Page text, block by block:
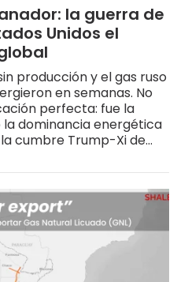
la guerra de
Unidos el
producción y el gas ruso
en semanas. No
perfecta: fue la
dominancia energética
cumbre Trump-Xi de